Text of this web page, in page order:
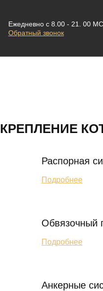
Ежедневно с 8.00 - 21. 00
Обратный звонок
КРЕПЛЕНИЕ
Распорная
Подробнее
Обвязочный
Подробнее
Анкерные